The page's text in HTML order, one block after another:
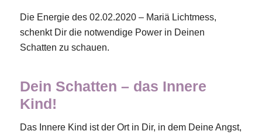
Die Energie des 02.02.2020 – Mariä Lichtmess,
schenkt Dir die notwendige Power in Deinen
Schatten zu schauen.
Dein Schatten – das Innere
Kind!
Das Innere Kind ist der Ort in Dir, in dem Deine Angst,